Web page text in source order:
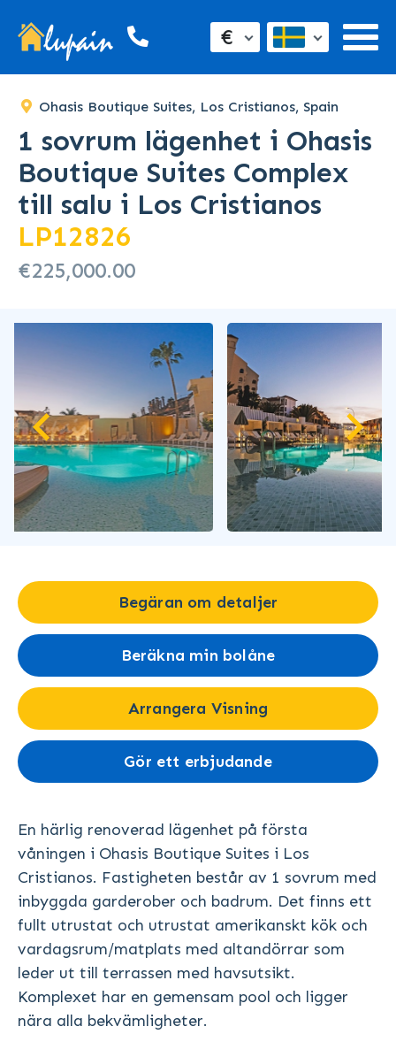
€
Ohasis Boutique Suites, Los Cristianos, Spain
1 sovrum lägenhet i Ohasis
Boutique Suites Complex
till salu i Los Cristianos
LP12826
€225,000.00
SOLD
Begäran om detaljer
Beräkna min bolåne
Arrangera Visning
Gör ett erbjudande
En härlig renoverad lägenhet på första
våningen i Ohasis Boutique Suites i Los
Cristianos. Fastigheten består av 1 sovrum med
inbyggda garderober och badrum. Det finns ett
fullt utrustat och utrustat amerikanskt kök och
vardagsrum/matplats med altandörrar som
leder ut till terrassen med havsutsikt.
Komplexet har en gemensam pool och ligger
nära alla bekvämligheter.